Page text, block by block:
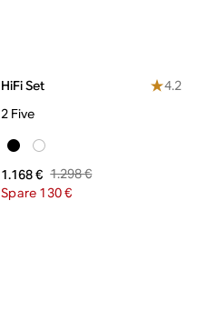
HiFi Set
4.2
2 Five
1.168 € 1.298 €
Spare 130 €